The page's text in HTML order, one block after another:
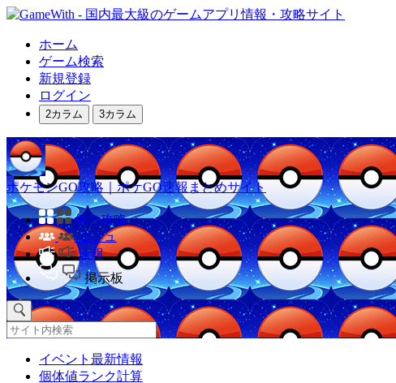
ホーム
ゲーム検索
新規登録
ログイン
2カラム 3カラム
ポケモンGO攻略｜ポケGO速報まとめサイト
他の攻略
コミュ
速報
掲示板
イベント最新情報
個体値ランク計算